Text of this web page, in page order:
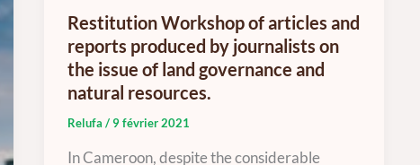
Restitution Workshop of articles and
reports produced by journalists on
the issue of land governance and
natural resources.
Relufa /9 février 2021
In Cameroon, despite the considerable